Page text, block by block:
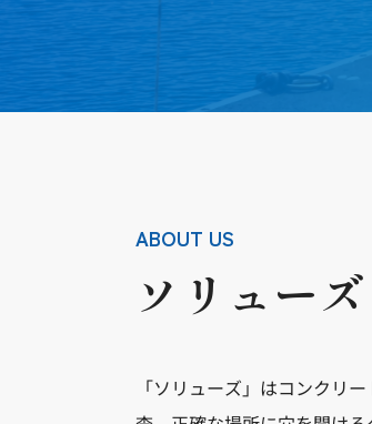
ABOUT US
ソリュー
「ソリューズ」はコンクリ